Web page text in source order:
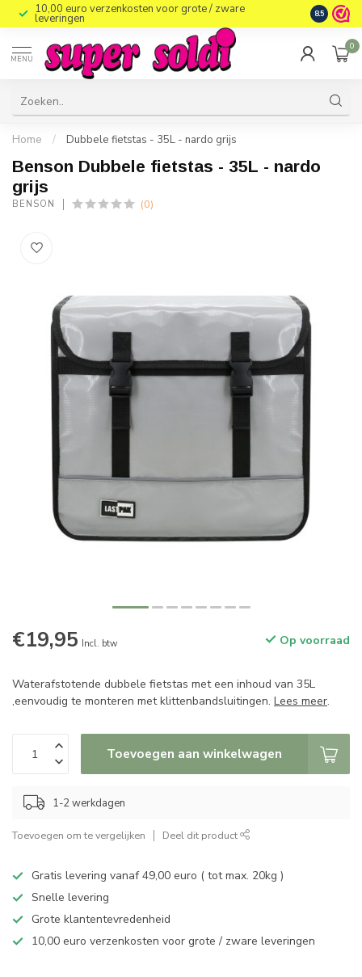
10,00 euro verzenkosten voor grote / zware
leveringen 8.5
MENU
0
Home / Dubbele fietstas - 35L - nardo grijs
Benson Dubbele fietstas - 35L - nardo
grijs
BENSON (0)
€19,95 Incl. btw Op voorraad
Waterafstotende dubbele fietstas met een inhoud van 35L
,eenvoudig te monteren met klittenbandsluitingen. Lees meer.
Toevoegen aan winkelwagen
1-2 werkdagen
Toevoegen om te vergelijken Deel dit product
Gratis levering vanaf 49,00 euro ( tot max. 20kg )
Snelle levering
Grote klantentevredenheid
10,00 euro verzenkosten voor grote / zware leveringen